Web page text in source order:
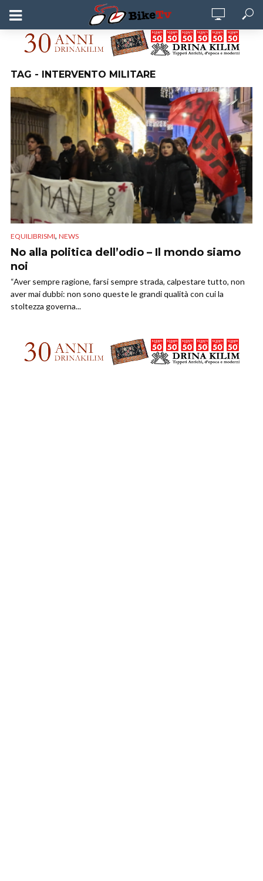
TAG - INTERVENTO MILITARE
EQUILIBRISMI, NEWS
No alla politica dell’odio – Il mondo siamo
noi
“Aver sempre ragione, farsi sempre strada, calpestare tutto, non
aver mai dubbi: non sono queste le grandi qualità con cui la
stoltezza governa...